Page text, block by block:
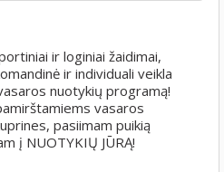
ir loginiai žaidimai,
ir individuali veikla
nuotykių programą!
vasaros
pasiimam puikią
į NUOTYKIŲ JŪRĄ!